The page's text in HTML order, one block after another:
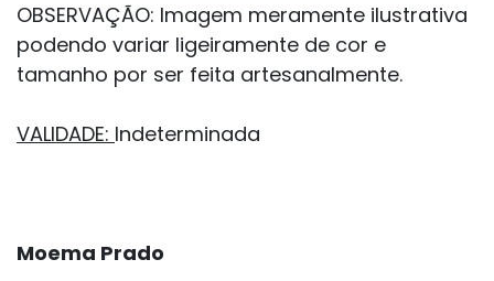
OBSERVAÇÃO: Imagem meramente ilustrativa
podendo variar ligeiramente de cor e
tamanho por ser feita artesanalmente.
VALIDADE: Indeterminada
Moema Prado